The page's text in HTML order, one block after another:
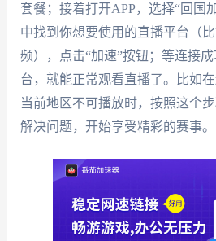
套餐；接着打开APP，选择“回国
中找到你想要使用的直播平台（
频），点击“加速”按钮；等连接
台，就能正常观看直播了。比如
当前地区不可播放时，按照这个
解决问题，开始享受精彩的赛事。